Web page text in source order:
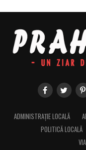
ADMINISTRAȚIE LOCALĂ
POLITICĂ LOCALĂ